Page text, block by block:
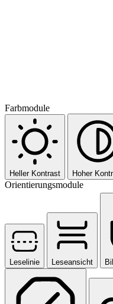
Farbmodule
Heller Kontrast Hoher
Orientierungsmodule
Leselinie Leseansicht